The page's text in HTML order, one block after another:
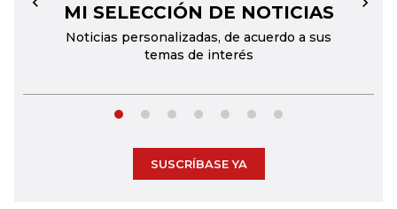
MI SELECCIÓN DE NOTICIAS
Noticias personalizadas, de acuerdo a sus
temas de interés
← →
SUSCRÍBASE YA